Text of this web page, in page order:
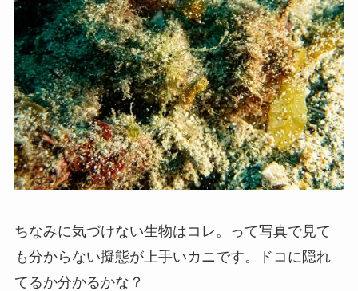
ちなみに気づけない生物はコレ。って写真で見て
も分からない擬態が上手いカニです。ドコに隠れ
てるか分かるかな？